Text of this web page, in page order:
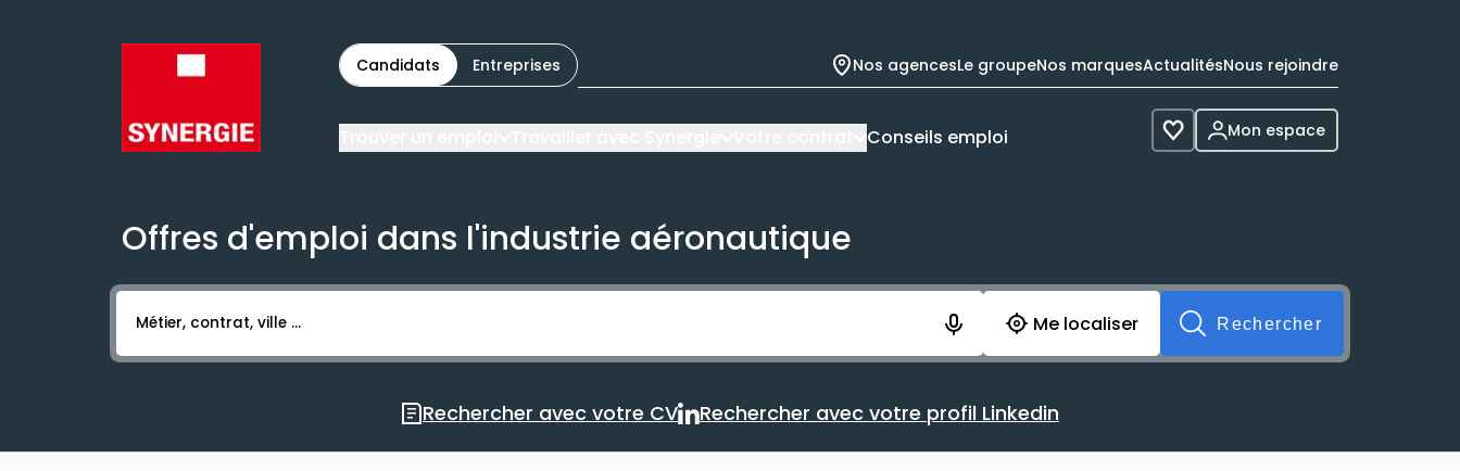
Candidats Entreprises Nos agencesLe groupeNos marquesActualitésNous rejoindre
Conseils emploi Voir les favoris
Mon espace
Offres d'emploi dans l'industrie aéronautique
Activer l’élément pour lancer l’enregistrement. Vous aurez 10 secondes pour enregistrer votre recherche avant soumission du formulaire. Vous
Me localiser
Rechercher
Rechercher avec votre CV
Rechercher avec votre CV
Rechercher avec votre profil Linkedin
Rechercher avec votre profil Linkedin